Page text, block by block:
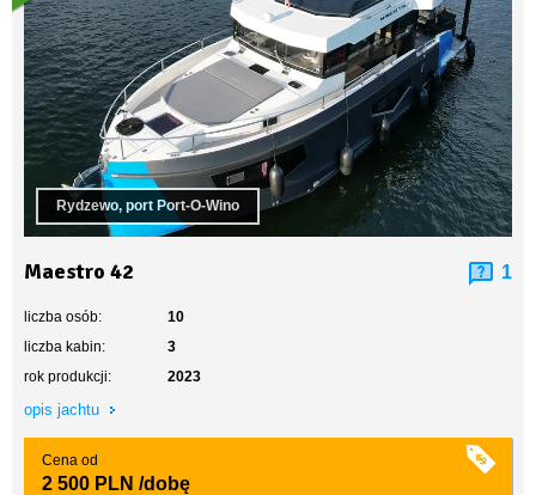
Rydzewo, port Port-O-Wino
Maestro 42 1
liczba osób:
10
liczba kabin:
3
rok produkcji:
2023
opis jachtu
Cena od
2 500 PLN /dobę